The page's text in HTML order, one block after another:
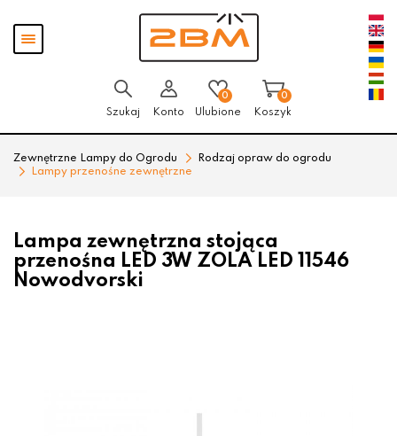
Pokaż
menu
Szukaj Konto
0
Ulubione
0
Koszyk
Zewnętrzne Lampy do Ogrodu
Rodzaj opraw do ogrodu
Lampy przenośne zewnętrzne
Lampa zewnętrzna stojąca
przenośna LED 3W ZOLA LED 11546
Nowodvorski